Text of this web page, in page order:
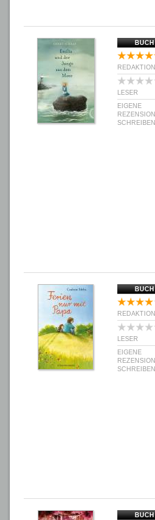
BUCH
REDAKTION
LESER
EIGENE
REZENSION
SCHREIBEN
BUCH
REDAKTION
LESER
EIGENE
REZENSION
SCHREIBEN
BUCH